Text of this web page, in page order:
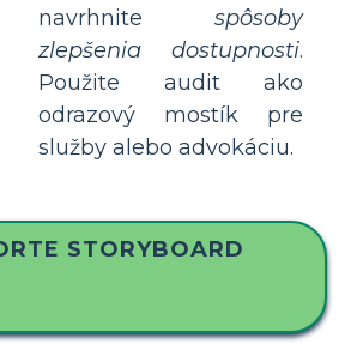
navrhnite spôsoby
zlepšenia dostupnosti.
Použite audit ako
odrazový mostík pre
služby alebo advokáciu.
STORYBOARD